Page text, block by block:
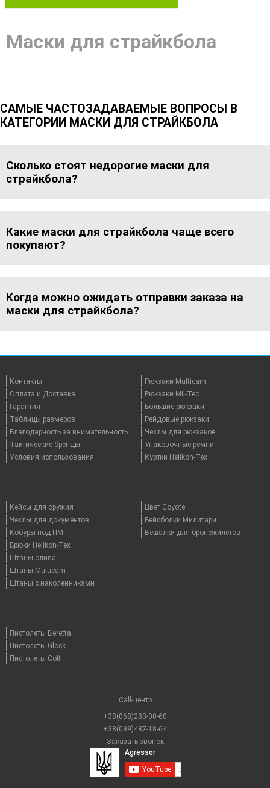
Маски для страйкбола
САМЫЕ ЧАСТОЗАДАВАЕМЫЕ ВОПРОСЫ В
КАТЕГОРИИ МАСКИ ДЛЯ СТРАЙКБОЛА
Сколько стоят недорогие маски для
страйкбола?
Какие маски для страйкбола чаще всего
покупают?
Когда можно ожидать отправки заказа на
маски для страйкбола?
Контакты
Оплата и Доставка
Гарантия
Таблицы размеров
Благодарность за внимательность
Тактические бренды
Условия использования
Рюкзаки Multicam
Рюкзаки Mil-Tec
Большие рюкзаки
Рейдовые рюкзаки
Чехлы для рюкзаков
Упаковочные ремни
Куртки Helikon-Tex
Кейсы для оружия
Чехлы для документов
Кобуры под ПМ
Брюки Helikon-Tex
Штаны олива
Штаны Multicam
Штаны с наколенниками
Цвет Coyote
Бейсболки Милитари
Вешалки для бронежилетов
Пистолеты Beretta
Пистолеты Glock
Пистолеты Colt
Call-центр
+38(068)283-00-60
+38(099)487-18-64
Заказать звонок